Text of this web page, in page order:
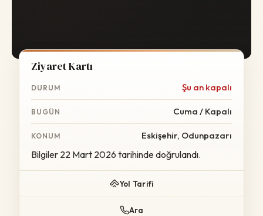
Ziyaret Kartı
DURUM Şu an kapalı
BUGÜN Cuma / Kapalı
KONUM Eskişehir, Odunpazarı
Bilgiler 22 Mart 2026 tarihinde doğrulandı.
Yol Tarifi
Ara